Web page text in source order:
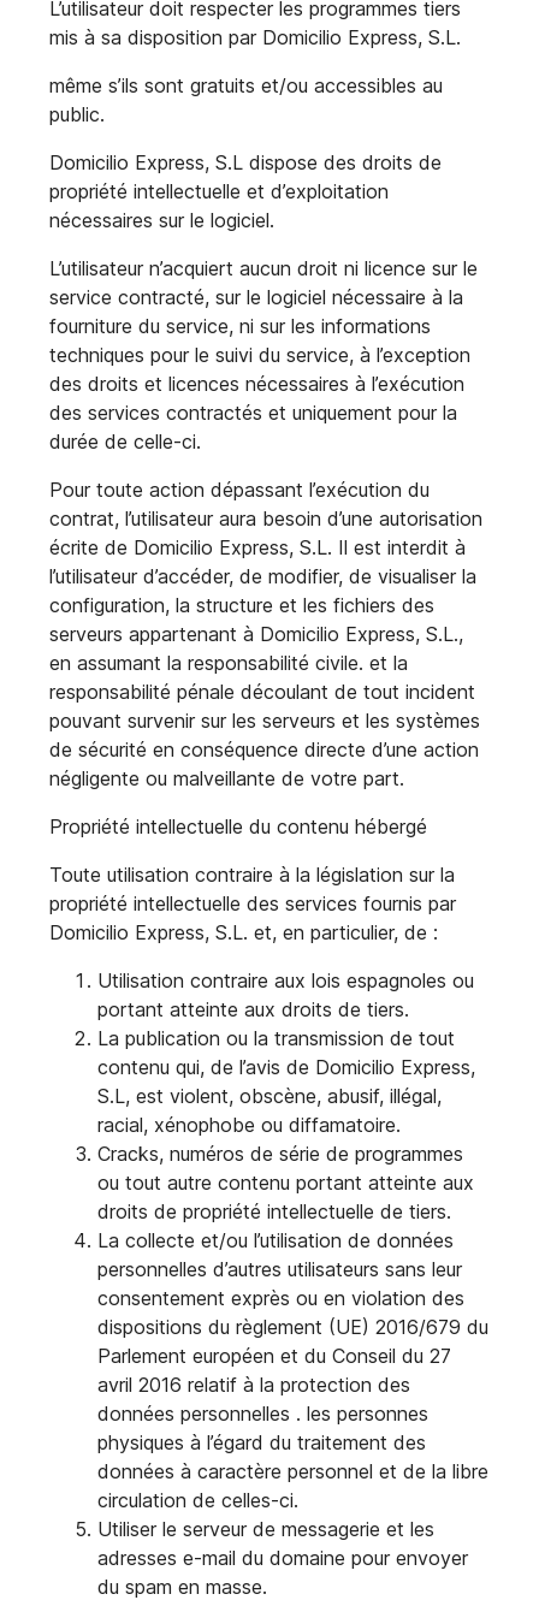
L’utilisateur doit respecter les programmes tiers
mis à sa disposition par Domicilio Express, S.L.
même s’ils sont gratuits et/ou accessibles au
public.
Domicilio Express, S.L dispose des droits de
propriété intellectuelle et d’exploitation
nécessaires sur le logiciel.
L’utilisateur n’acquiert aucun droit ni licence sur le
service contracté, sur le logiciel nécessaire à la
fourniture du service, ni sur les informations
techniques pour le suivi du service, à l’exception
des droits et licences nécessaires à l’exécution
des services contractés et uniquement pour la
durée de celle-ci.
Pour toute action dépassant l’exécution du
contrat, l’utilisateur aura besoin d’une autorisation
écrite de Domicilio Express, S.L. Il est interdit à
l’utilisateur d’accéder, de modifier, de visualiser la
configuration, la structure et les fichiers des
serveurs appartenant à Domicilio Express, S.L.,
en assumant la responsabilité civile. et la
responsabilité pénale découlant de tout incident
pouvant survenir sur les serveurs et les systèmes
de sécurité en conséquence directe d’une action
négligente ou malveillante de votre part.
Propriété intellectuelle du contenu hébergé
Toute utilisation contraire à la législation sur la
propriété intellectuelle des services fournis par
Domicilio Express, S.L. et, en particulier, de :
Utilisation contraire aux lois espagnoles ou
portant atteinte aux droits de tiers.
La publication ou la transmission de tout
contenu qui, de l’avis de Domicilio Express,
S.L, est violent, obscène, abusif, illégal,
racial, xénophobe ou diffamatoire.
Cracks, numéros de série de programmes
ou tout autre contenu portant atteinte aux
droits de propriété intellectuelle de tiers.
La collecte et/ou l’utilisation de données
personnelles d’autres utilisateurs sans leur
consentement exprès ou en violation des
dispositions du règlement (UE) 2016/679 du
Parlement européen et du Conseil du 27
avril 2016 relatif à la protection des
données personnelles . les personnes
physiques à l’égard du traitement des
données à caractère personnel et de la libre
circulation de celles-ci.
Utiliser le serveur de messagerie et les
adresses e-mail du domaine pour envoyer
du spam en masse.